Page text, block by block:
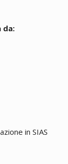
da:
in SIAS